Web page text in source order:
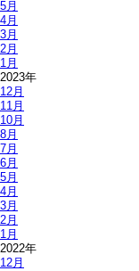
5月
4月
3月
2月
1月
2023年
12月
11月
10月
8月
7月
6月
5月
4月
3月
2月
1月
2022年
12月